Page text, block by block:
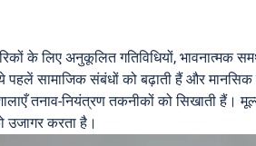
के लिए अनुकूलित गतिविधियों, भावनात्मक
पहलें सामाजिक संबंधों को बढ़ाती हैं और
तनाव-नियंत्रण तकनीकों को सिखाती हैं।
उजागर करता है।